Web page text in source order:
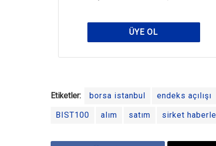
ÜYE OL
Etiketler: borsa istanbul endeks açılışı
BIST100 alım satım sirket